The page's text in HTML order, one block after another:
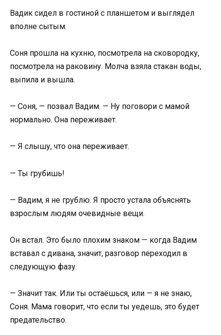
Вадик сидел в гостиной с планшетом и выглядел
вполне сытым.
Соня прошла на кухню, посмотрела на сковородку,
посмотрела на раковину. Молча взяла стакан воды,
выпила и вышла.
— Соня, — позвал Вадим. — Ну поговори с мамой
нормально. Она переживает.
— Я слышу, что она переживает.
— Ты грубишь!
— Вадим, я не грублю. Я просто устала объяснять
взрослым людям очевидные вещи.
Он встал. Это было плохим знаком — когда Вадим
вставал с дивана, значит, разговор переходил в
следующую фазу.
— Значит так. Или ты остаёшься, или — я не знаю,
Соня. Мама говорит, что если ты уедешь, это будет
предательство.